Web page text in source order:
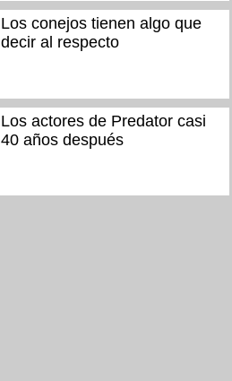
Los conejos tienen algo que
decir al respecto
Los actores de Predator casi
40 años después